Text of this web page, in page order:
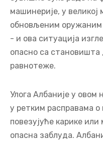
машинерије, у
обновљеним оружаним
- и ова ситуација
опасно са становишта
равнотеже.
Улога Албаније у овом
у ретким расправама
повезујуће карике или
опасна заблуда.